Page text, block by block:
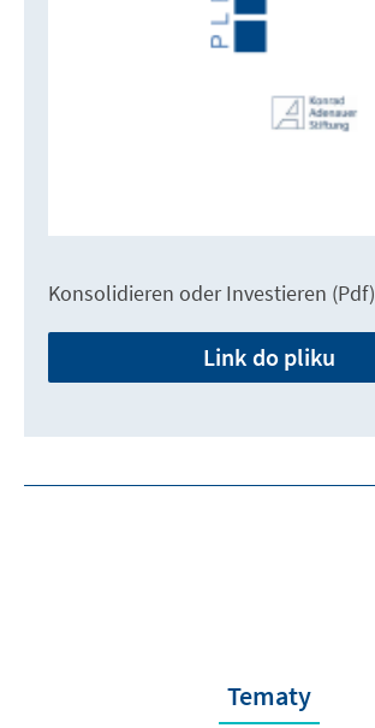
Konsolidieren oder Investieren (Pdf)
Link do pliku
Tematy